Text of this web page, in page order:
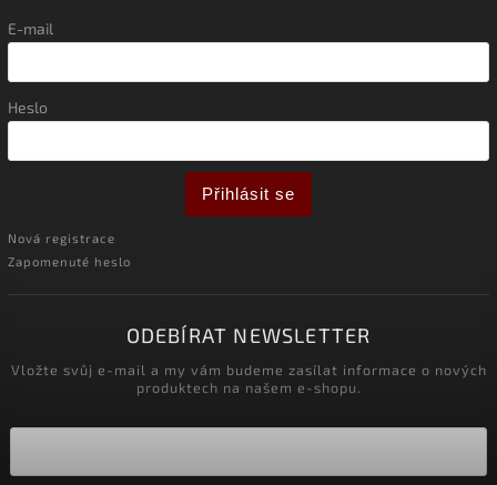
E-mail
Heslo
Přihlásit se
Nová registrace
Zapomenuté heslo
ODEBÍRAT NEWSLETTER
Vložte svůj e-mail a my vám budeme zasílat informace o nových
produktech na našem e-shopu.